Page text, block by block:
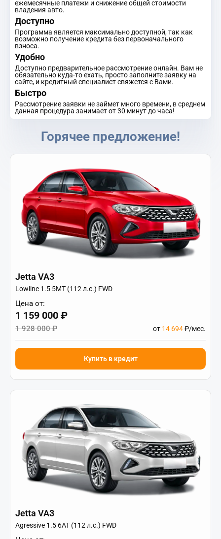
ежемесячные платежи и снижение общей стоимости
владения авто.
Доступно
Программа является максимально доступной, так как
возможно получение кредита без первоначального
взноса.
Удобно
Доступно предварительное рассмотрение онлайн. Вам не
обязательно куда-то ехать, просто заполните заявку на
сайте, и кредитный специалист свяжется с Вами.
Быстро
Рассмотрение заявки не займет много времени, в среднем
данная процедура занимает от 30 минут до часа!
Горячее предложение!
Jetta VA3
Lowline 1.5 5MT (112 л.с.) FWD
Цена от:
1 159 000 ₽
1 928 000 ₽ от 14 694₽/мес.
Купить в кредит
Jetta VA3
Agressive 1.5 6AT (112 л.с.) FWD